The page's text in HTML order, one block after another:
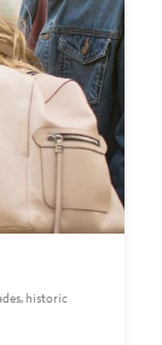
historic